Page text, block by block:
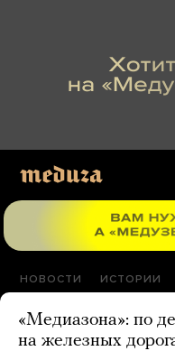
НОВОСТИ ИСТОРИИ
«Медиазона»: по
на железных